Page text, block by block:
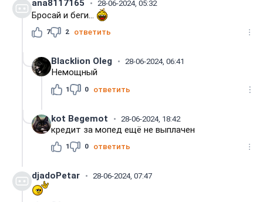
ana8117165 28-06-2024, 05:32
Бросай и беги...
7 2 ответить
Blacklion Oleg 28-06-2024, 06:41
Немощный
1 0 ответить
kot Begemot 28-06-2024, 18:42
кредит за мопед ещё не выплачен
1 0 ответить
djadoPetar 28-06-2024, 07:47